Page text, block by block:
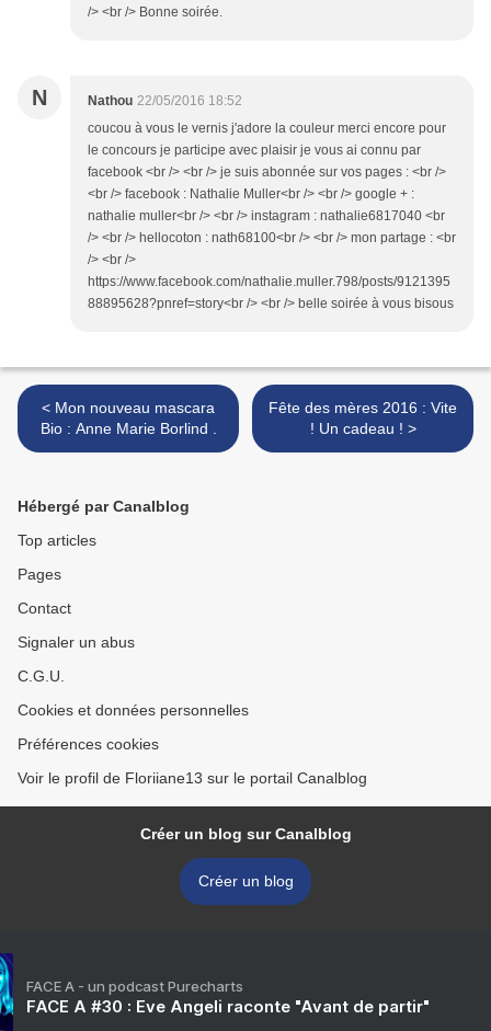
/> <br /> Bonne soirée.
N Nathou 22/05/2016 18:52
coucou à vous le vernis j'adore la couleur merci encore pour
le concours je participe avec plaisir je vous ai connu par
facebook <br /> <br /> je suis abonnée sur vos pages : <br />
<br /> facebook : Nathalie Muller<br /> <br /> google + :
nathalie muller<br /> <br /> instagram : nathalie6817040 <br
/> <br /> hellocoton : nath68100<br /> <br /> mon partage : <br
/> <br />
https://www.facebook.com/nathalie.muller.798/posts/9121395
88895628?pnref=story<br /> <br /> belle soirée à vous bisous
< Mon nouveau mascara
Bio : Anne Marie Borlind .
Fête des mères 2016 : Vite
! Un cadeau ! >
Hébergé par Canalblog
Top articles
Pages
Contact
Signaler un abus
C.G.U.
Cookies et données personnelles
Préférences cookies
Voir le profil de Floriiane13 sur le portail Canalblog
Créer un blog sur Canalblog
Créer un blog
FACE A - un podcast Purecharts
FACE A #30 : Eve Angeli raconte "Avant de partir"